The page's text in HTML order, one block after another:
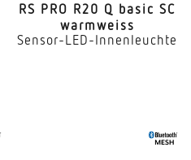
RS PRO R20 Q basic SC
warmweiss
Sensor-LED-Innenleuchte